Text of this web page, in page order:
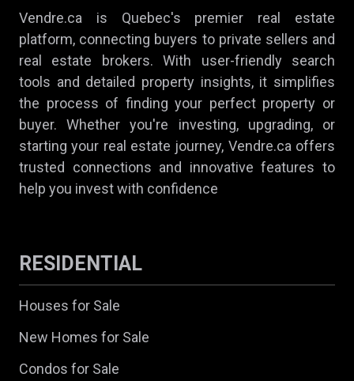
Vendre.ca is Quebec's premier real estate
platform, connecting buyers to private sellers and
real estate brokers. With user-friendly search
tools and detailed property insights, it simplifies
the process of finding your perfect property or
buyer. Whether you're investing, upgrading, or
starting your real estate journey, Vendre.ca offers
trusted connections and innovative features to
help you invest with confidence
RESIDENTIAL
Houses for Sale
New Homes for Sale
Condos for Sale